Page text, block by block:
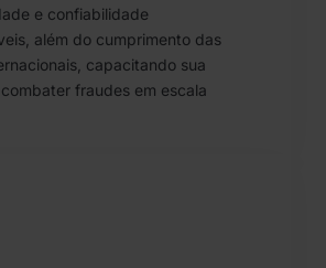
e confiabilidade
além do cumprimento das
capacitando sua
fraudes em escala